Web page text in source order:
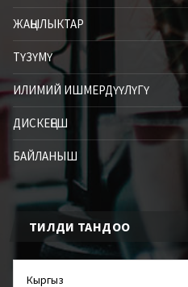
ЖАҢЫЛЫКТАР
ТҮЗҮМҮ
ИЛИМИЙ ИШМЕРДҮҮЛҮГҮ
ДИСКЕҢЕШ
БАЙЛАНЫШ
ТИЛДИ ТАНДОО